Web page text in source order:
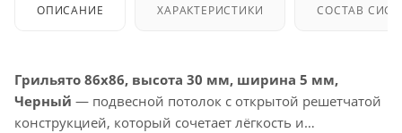
ОПИСАНИЕ ХАРАКТЕРИСТИКИ СОСТАВ
Грильято 86x86, высота 30 мм, ширина 5 мм,
Черный — подвесной потолок с открытой решетчатой
конструкцией, который сочетает лёгкость и